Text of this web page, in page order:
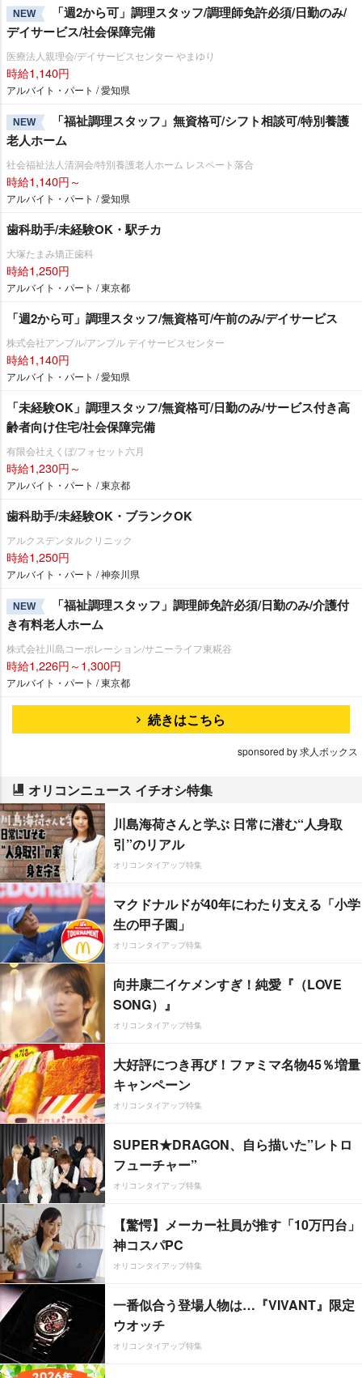
NEW
「週2から可」調理スタッフ/調理師免許必須/日勤のみ/
デイサービス/社会保障完備
医療法人親理会/デイサービスセンター やまゆり
時給1,140円
アルバイト・パート / 愛知県
NEW
「福祉調理スタッフ」無資格可/シフト相談可/特別養護
老人ホーム
社会福祉法人清洞会/特別養護老人ホーム レスペート落合
時給1,140円～
アルバイト・パート / 愛知県
歯科助手/未経験OK・駅チカ
大塚たまみ矯正歯科
時給1,250円
アルバイト・パート / 東京都
「週2から可」調理スタッフ/無資格可/午前のみ/デイサービス
株式会社アンプル/アンプル デイサービスセンター
時給1,140円
アルバイト・パート / 愛知県
「未経験OK」調理スタッフ/無資格可/日勤のみ/サービス付き高
齢者向け住宅/社会保障完備
有限会社えくぼ/フォセット六月
時給1,230円～
アルバイト・パート / 東京都
歯科助手/未経験OK・ブランクOK
アルクスデンタルクリニック
時給1,250円
アルバイト・パート / 神奈川県
NEW
「福祉調理スタッフ」調理師免許必須/日勤のみ/介護付
き有料老人ホーム
株式会社川島コーポレーション/サニーライフ東糀谷
時給1,226円～1,300円
アルバイト・パート / 東京都
続きはこちら
sponsored by 求人ボックス
オリコンニュース イチオシ特集
川島海荷さんと学ぶ 日常に潜む“人身取
引”のリアル
オリコンタイアップ特集
マクドナルドが40年にわたり支える「小学
生の甲子園」
オリコンタイアップ特集
向井康二イケメンすぎ！純愛『（LOVE
SONG）』
オリコンタイアップ特集
大好評につき再び！ファミマ名物45％増量
キャンペーン
オリコンタイアップ特集
SUPER★DRAGON、自ら描いた”レトロ
フューチャー”
オリコンタイアップ特集
【驚愕】メーカー社員が推す「10万円台」
神コスパPC
オリコンタイアップ特集
一番似合う登場人物は…『VIVANT』限定
ウオッチ
オリコンタイアップ特集